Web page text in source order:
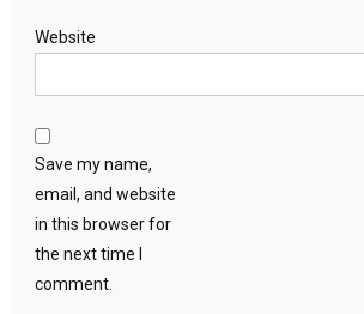
Website
Save my name,
email, and website
in this browser for
the next time I
comment.